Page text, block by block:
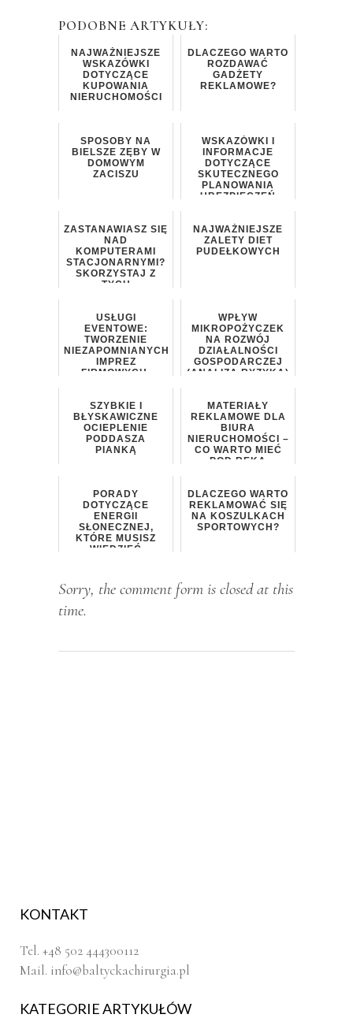
PODOBNE ARTYKUŁY:
NAJWAŻNIEJSZE
WSKAZÓWKI
DOTYCZĄCE
KUPOWANIA
NIERUCHOMOŚCI
DLACZEGO WARTO
ROZDAWAĆ
GADŻETY
REKLAMOWE?
SPOSOBY NA
BIELSZE ZĘBY W
DOMOWYM
ZACISZU
WSKAZÓWKI I
INFORMACJE
DOTYCZĄCE
SKUTECZNEGO
PLANOWANIA
UBEZPIECZEŃ
ZASTANAWIASZ SIĘ
NAD
KOMPUTERAMI
STACJONARNYMI?
SKORZYSTAJ Z
TYCH
NAJWAŻNIEJSZE
ZALETY DIET
PUDEŁKOWYCH
USŁUGI
EVENTOWE:
TWORZENIE
NIEZAPOMNIANYCH
IMPREZ
FIRMOWYCH,
WPŁYW
MIKROPOŻYCZEK
NA ROZWÓJ
DZIAŁALNOŚCI
GOSPODARCZEJ
(ANALIZA RYZYKA)
SZYBKIE I
BŁYSKAWICZNE
OCIEPLENIE
PODDASZA
PIANKĄ
MATERIAŁY
REKLAMOWE DLA
BIURA
NIERUCHOMOŚCI –
CO WARTO MIEĆ
POD RĘKĄ
PORADY
DOTYCZĄCE
ENERGII
SŁONECZNEJ,
KTÓRE MUSISZ
WIEDZIEĆ
DLACZEGO WARTO
REKLAMOWAĆ SIĘ
NA KOSZULKACH
SPORTOWYCH?
Sorry, the comment form is closed at this
time.
KONTAKT
Tel. +48 502 444300112
Mail. info@baltyckachirurgia.pl
KATEGORIE ARTYKUŁÓW